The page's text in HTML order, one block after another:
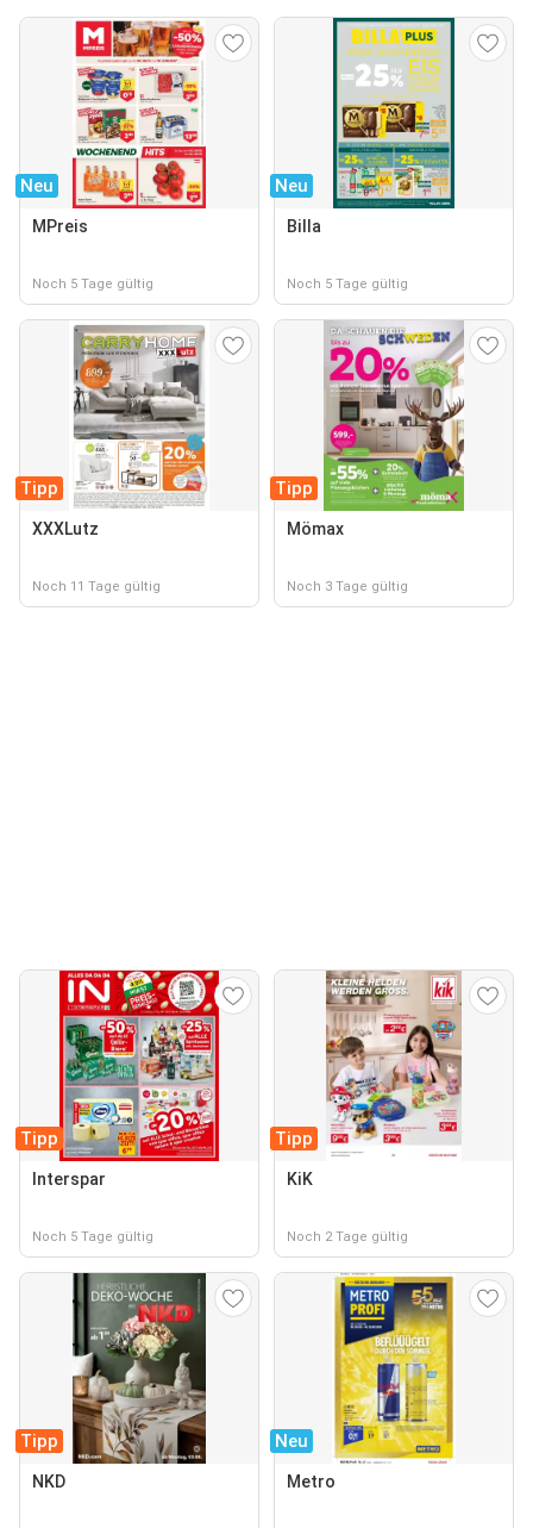
Neu
MPreis
Noch 5 Tage gültig
Neu
Billa
Noch 5 Tage gültig
Tipp
XXXLutz
Noch 11 Tage gültig
Tipp
Mömax
Noch 3 Tage gültig
Tipp
Interspar
Noch 5 Tage gültig
Tipp
KiK
Noch 2 Tage gültig
Tipp
NKD
Neu
Metro